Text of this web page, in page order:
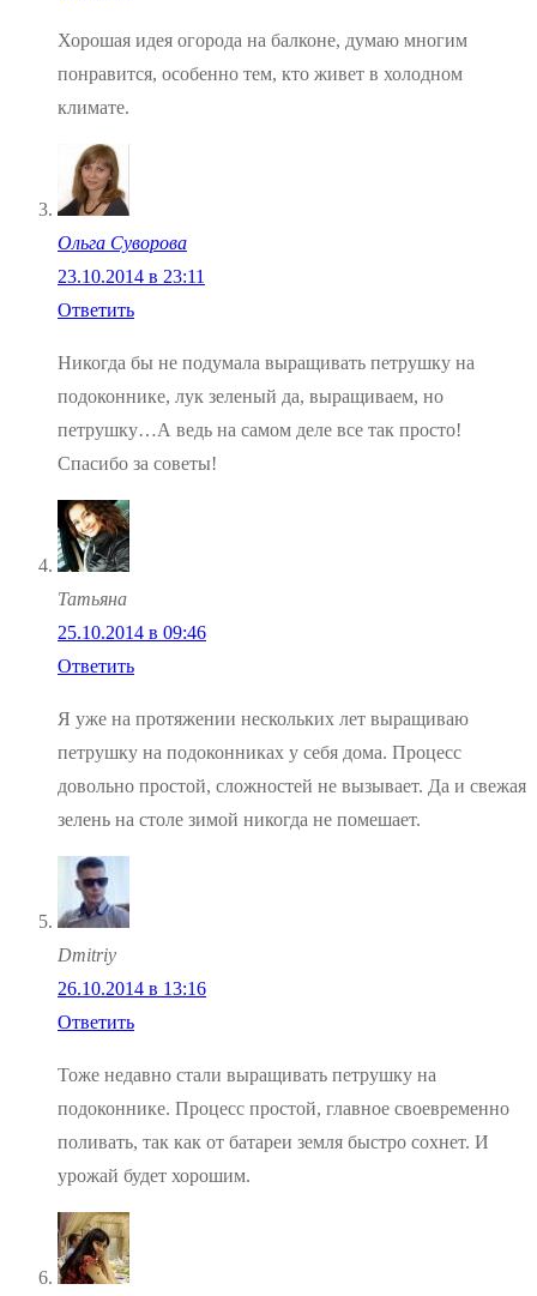
Хорошая идея огорода на балконе, думаю многим
понравится, особенно тем, кто живет в холодном
климате.
Ольга Суворова
23.10.2014 в 23:11
Ответить
Никогда бы не подумала выращивать петрушку на
подоконнике, лук зеленый да, выращиваем, но
петрушку…А ведь на самом деле все так просто!
Спасибо за советы!
Татьяна
25.10.2014 в 09:46
Ответить
Я уже на протяжении нескольких лет выращиваю
петрушку на подоконниках у себя дома. Процесс
довольно простой, сложностей не вызывает. Да и свежая
зелень на столе зимой никогда не помешает.
Dmitriy
26.10.2014 в 13:16
Ответить
Тоже недавно стали выращивать петрушку на
подоконнике. Процесс простой, главное своевременно
поливать, так как от батареи земля быстро сохнет. И
урожай будет хорошим.